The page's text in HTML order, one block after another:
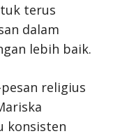
terus
dalam
lebih baik.
religius
konsisten